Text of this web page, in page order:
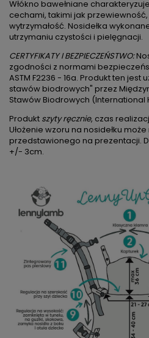
Włókno bawełniane
cechami, takimi jak
wytrzymałość. Nosidełka
utrzymaniu czystości i pielęgnacji.
CERTYFIKATY I BEZPIECZEŃSTWO:
zgodności z normami
ASTM F2236 - 16a. Produkt ten jest
stawów biodrowych" przez
Stawów Biodrowych (International
Produkt szyty ręcznie, czas
Ułożenie wzoru na nosidełku
przedstawionego na prezentacji.
+/- 3cm.